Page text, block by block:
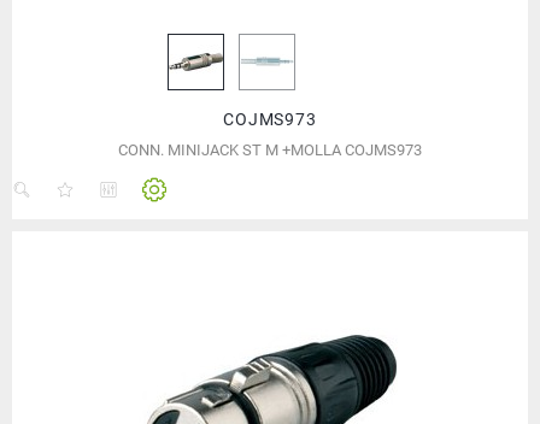
COJMS973
CONN. MINIJACK ST M +MOLLA COJMS973